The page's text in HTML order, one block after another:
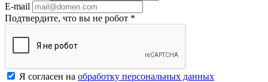
E-mail
Подтвердите, что вы не робот *
Я согласен на обработку персональных данных